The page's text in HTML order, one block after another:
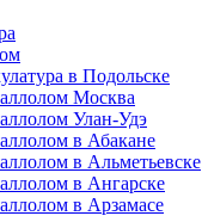
в Подольске
Москва
Улан-Удэ
в Абакане
в Альметьевске
в Ангарске
в Арзамасе